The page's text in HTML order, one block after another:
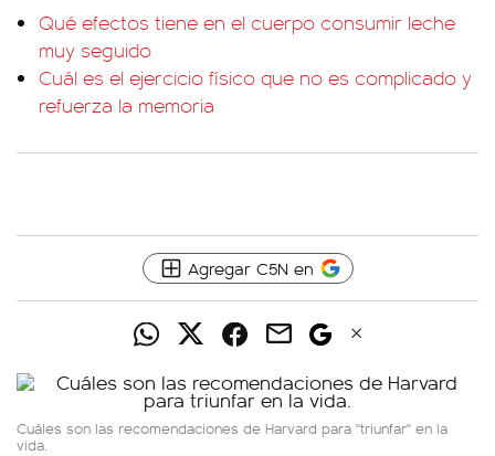
Qué efectos tiene en el cuerpo consumir leche
muy seguido
Cuál es el ejercicio físico que no es complicado y
refuerza la memoria
Agregar C5N en
Cuáles son las recomendaciones de Harvard para "triunfar" en la
vida.